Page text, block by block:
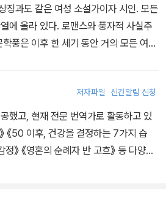
전쟁을 치러내야 하는 게 나의 운명이
깃발처럼 펼치고 있었다.
못했을 때는 그가 냉혹한 괴짜로만 보
상, 각진 얼굴, 까무잡잡한 피부, 거동이
징과도 같은 여성 소설가이자 시인. 모든
에 올라 있다. 로맨스와 풍자적 사실주
풍은 이후 한 세기 동안 거의 모든 여성
입학했으나, 열악한 환경으로 인해 두
다. 남은 네 남매 샬럿, 브랜웰, 에밀리,
세계를 창조하여 이에 대한 글을 놀이
드 학교에 입학해 학업을 이어간 샬럿
저자파일 신간알림 신청
했고, 현재 전문 번역가로 활동하고 있
《50 이후, 건강을 결정하는 7가지 습
정》 《영혼의 순례자 반 고흐》 등 다양한